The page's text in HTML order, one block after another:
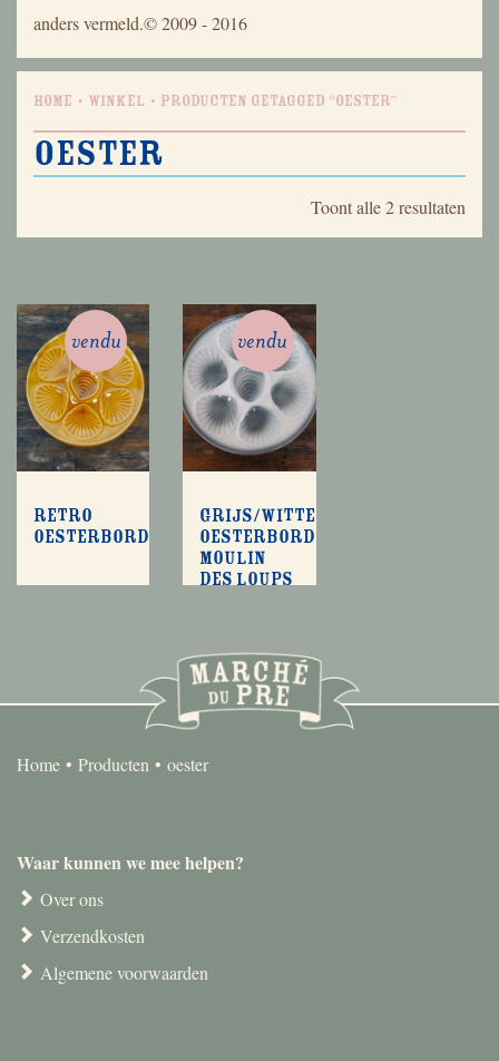
anders vermeld.© 2009 - 2016
Home Winkel Producten getagged “oester”
oester
Toont alle 2 resultaten
op
Retro
oesterborden
vendu
Grijs/witte
oesterborden
Moulin
des Loups
vendu
Home Producten oester
Waar kunnen we mee helpen?
Over ons
Verzendkosten
Algemene voorwaarden